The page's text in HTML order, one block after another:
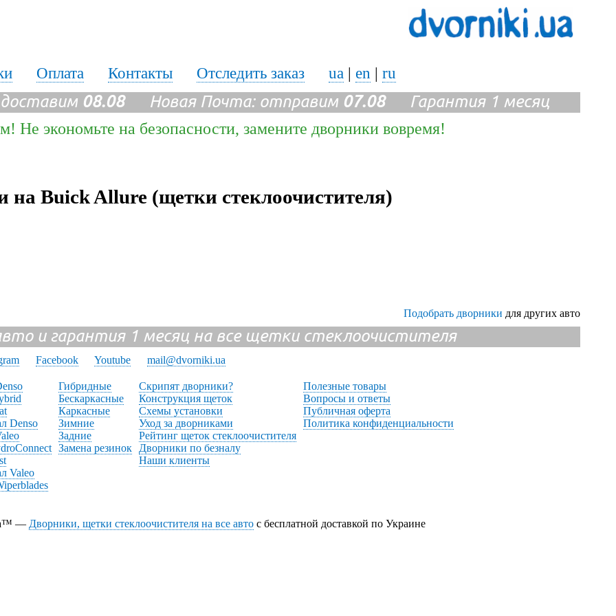
Оплата Контакты Отследить заказ ua | en | ru
08.08Новая Почта: отправим 07.08Гарантия 1 месяц
Не экономьте на безопасности, замените дворники вовремя!
на Buick Allure (щетки стеклоочистителя)
Подобрать дворники для других авто
и гарантия 1 месяц на все щетки стеклоочистителя
Facebook Youtube mail@dvorniki.ua
Denso
Valeo
Гибридные
Бескаркасные
Каркасные
Зимние
Задние
Замена резинок
Скрипят дворники?
Конструкция щеток
Схемы установки
Уход за дворниками
Рейтинг щеток стеклоочистителя
Дворники по безналу
Наши клиенты
Полезные товары
Вопросы и ответы
Публичная оферта
Политика конфиденциальности
— Дворники, щетки стеклоочистителя на все автос бесплатной доставкой по Украине